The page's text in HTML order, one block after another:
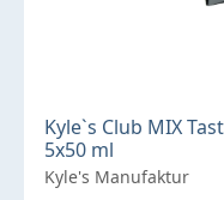
Kyle`s Club MIX
5x50 ml
Kyle's Manufaktur